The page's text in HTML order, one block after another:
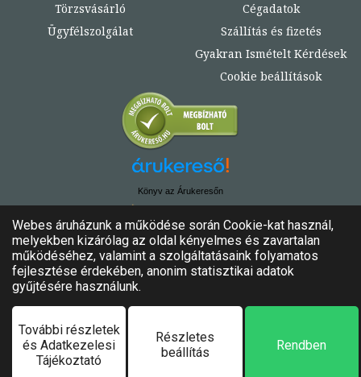
Törzsvásárló
Ügyfélszolgálat
Cégadatok
Szállítás és fizetés
Gyakran Ismételt Kérdések
Cookie beállítások
Könyv az Árukeresőn
Minden jog fenntartva!
Felhasználási feltételek